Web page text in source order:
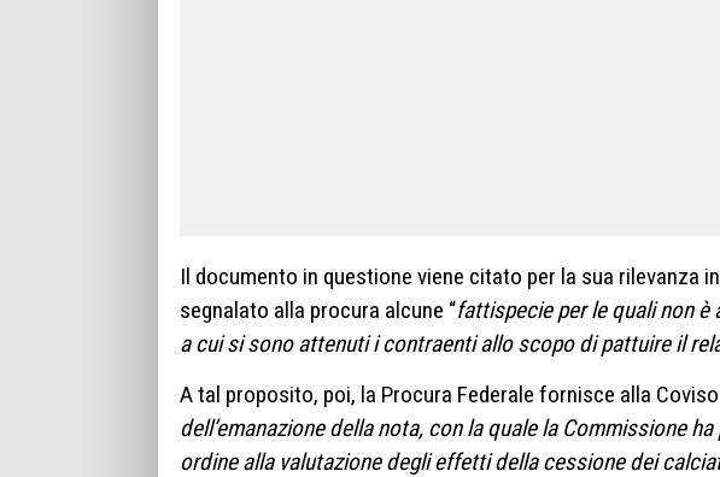
Il documento in questione viene citato per la sua rilevanza
segnalato alla procura alcune “fattispecie per le quali non è
a cui si sono attenuti i contraenti allo scopo di pattuire il
A tal proposito, poi, la Procura Federale fornisce alla
dell’emanazione della nota, con la quale la Commissione
ordine alla valutazione degli effetti della cessione dei